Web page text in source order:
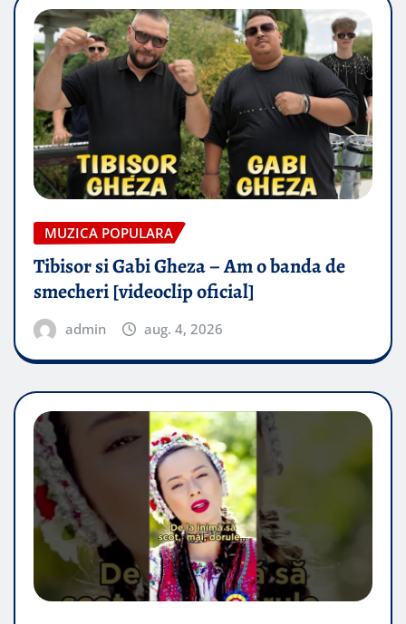
MUZICA POPULARA
Tibisor si Gabi Gheza – Am o banda de
smecheri [videoclip oficial]
admin aug. 4, 2026